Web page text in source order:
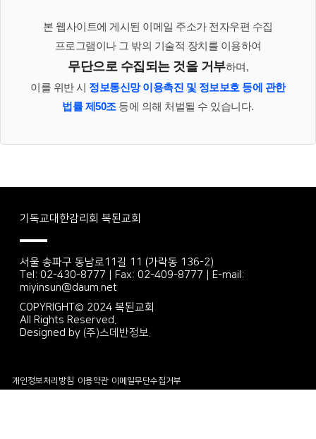
본 웹사이트에 게시된 이메일 주소가 전자우편 수집
프로그램이나 그 밖의 기술적 장치를 이용하여
무단으로 수집되는 것을 거부하며,
이를 위반 시 정보통신망 이용촉진 및 정보보호 등에 관한
법률 제50조등에 의해 처벌될 수 있습니다.
기독교대한감리회 복된교회
서울 송파구 동남로11길 11 (가락동 136-2)
Tel: 02-430-8777 | Fax: 02-409-8777 | E-mail:
miyinsun@daum.net
COPYRIGHT© 2024 복된교회
All Rights Reserved.
Designed by (주)스데반정보.
개인정보처리방침 이용약관 이메일무단수집거부